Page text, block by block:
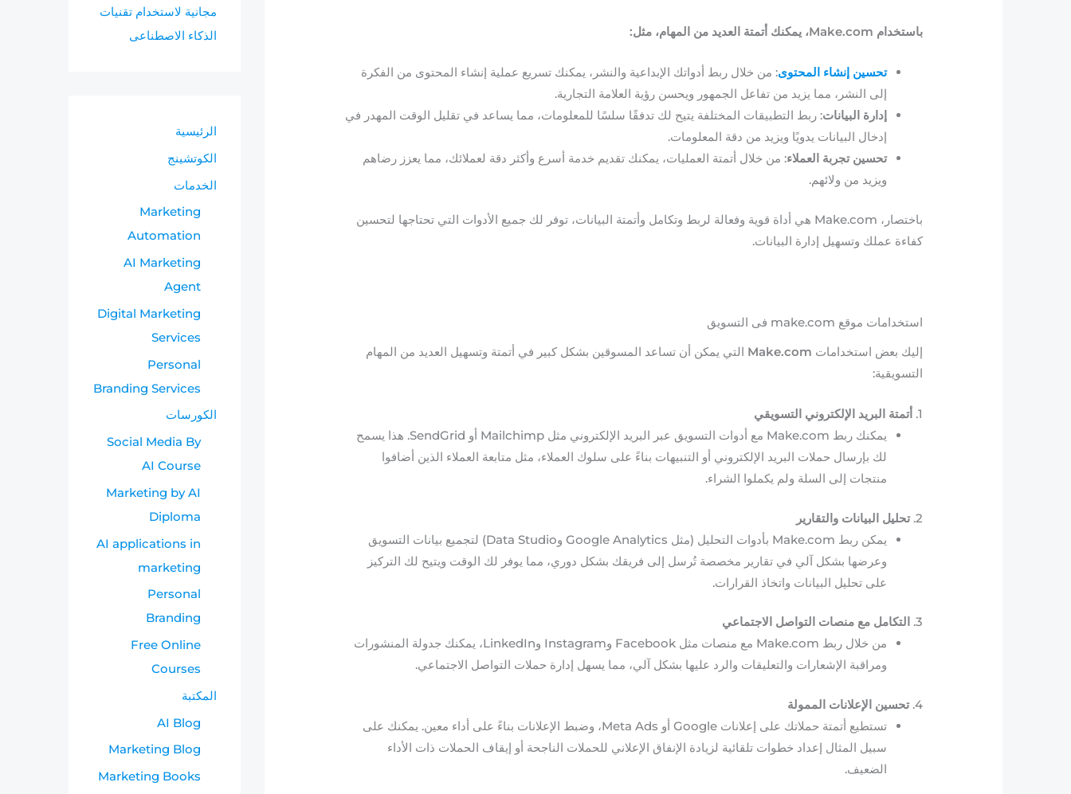
باستخدام Make.com، يمكنك أتمتة العديد من المهام، مثل:
تحسين إنشاء المحتوى: من خلال ربط أدواتك الإبداعية والنشر، يمكنك تسريع عملية إنشاء المحتوى من الفكرة
إلى النشر، مما يزيد من تفاعل الجمهور ويحسن رؤية العلامة التجارية.
إدارة البيانات: ربط التطبيقات المختلفة يتيح لك تدفقًا سلسًا للمعلومات، مما يساعد في تقليل الوقت المهدر في
إدخال البيانات يدويًا ويزيد من دقة المعلومات.
تحسين تجربة العملاء: من خلال أتمتة العمليات، يمكنك تقديم خدمة أسرع وأكثر دقة لعملائك، مما يعزز رضاهم
ويزيد من ولائهم.
باختصار، Make.com هي أداة قوية وفعالة لربط وتكامل وأتمتة البيانات، توفر لك جميع الأدوات التي تحتاجها لتحسين
كفاءة عملك وتسهيل إدارة البيانات.
استخدامات موقع make.com فى التسويق
إليك بعض استخدامات Make.com التي يمكن أن تساعد المسوقين بشكل كبير في أتمتة وتسهيل العديد من المهام
التسويقية:
1. أتمتة البريد الإلكتروني التسويقي
يمكنك ربط Make.com مع أدوات التسويق عبر البريد الإلكتروني مثل Mailchimp أو SendGrid. هذا يسمح
لك بإرسال حملات البريد الإلكتروني أو التنبيهات بناءً على سلوك العملاء، مثل متابعة العملاء الذين أضافوا
منتجات إلى السلة ولم يكملوا الشراء.
2. تحليل البيانات والتقارير
يمكن ربط Make.com بأدوات التحليل (مثل Google Analytics وData Studio) لتجميع بيانات التسويق
وعرضها بشكل آلي في تقارير مخصصة تُرسل إلى فريقك بشكل دوري، مما يوفر لك الوقت ويتيح لك التركيز
على تحليل البيانات واتخاذ القرارات.
3. التكامل مع منصات التواصل الاجتماعي
من خلال ربط Make.com مع منصات مثل Facebook وInstagram وLinkedIn، يمكنك جدولة المنشورات
ومراقبة الإشعارات والتعليقات والرد عليها بشكل آلي، مما يسهل إدارة حملات التواصل الاجتماعي.
4. تحسين الإعلانات الممولة
تستطيع أتمتة حملاتك على إعلانات Google أو Meta Ads، وضبط الإعلانات بناءً على أداء معين. يمكنك على
سبيل المثال إعداد خطوات تلقائية لزيادة الإنفاق الإعلاني للحملات الناجحة أو إيقاف الحملات ذات الأداء
الضعيف.
مجانية لاستخدام تقنيات
الذكاء الاصطناعى
الرئيسية
الكوتشينج
الخدمات
Marketing
Automation
AI Marketing
Agent
Digital Marketing
Services
Personal
Branding Services
الكورسات
Social Media By
AI Course
Marketing by AI
Diploma
AI applications in
marketing
Personal
Branding
Free Online
Courses
المكتبة
AI Blog
Marketing Blog
Marketing Books